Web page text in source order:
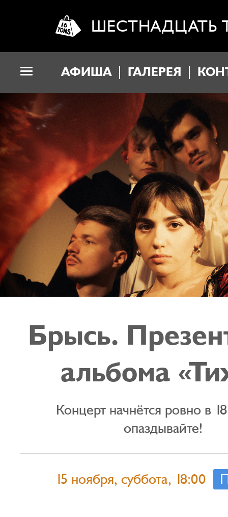
ШЕСТНАДЦАТЬ
АФИША ГАЛЕРЕЯ
Брысь.
альбома
Концерт начнётся ровно в
опаздывайте!
15 ноября, суббота, 18:00